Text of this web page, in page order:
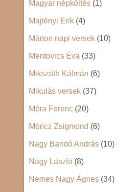
Magyar népköltés (1)
Majtényi Erik (4)
Márton napi versek (10)
Mentovics Éva (33)
Mikszáth Kálmán (6)
Mikulás versek (37)
Móra Ferenc (20)
Móricz Zsigmond (6)
Nagy Bandó András (10)
Nagy László (8)
Nemes Nagy Ágnes (34)